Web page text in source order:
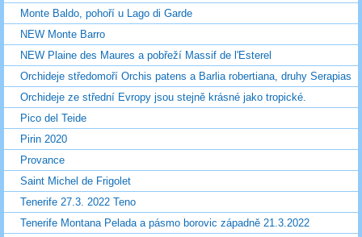
Monte Baldo, pohoří u Lago di Garde
NEW Monte Barro
NEW Plaine des Maures a pobřeží Massif de l'Esterel
Orchideje středomoří Orchis patens a Barlia robertiana, druhy Serapias
Orchideje ze střední Evropy jsou stejně krásné jako tropické.
Pico del Teide
Pirin 2020
Provance
Saint Michel de Frigolet
Tenerife 27.3. 2022 Teno
Tenerife Montana Pelada a pásmo borovic západně 21.3.2022